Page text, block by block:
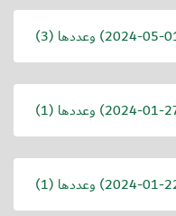
2024-05-) وعددها (3)
2024-01-) وعددها (1)
2024-01-) وعددها (1)